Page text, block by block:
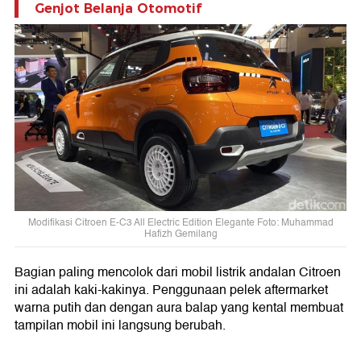
Genjot Belanja Otomotif
Modifikasi Citroen E-C3 All Electric Edition Elegante Foto: Muhammad
Hafizh Gemilang
Bagian paling mencolok dari mobil listrik andalan Citroen
ini adalah kaki-kakinya. Penggunaan pelek aftermarket
warna putih dan dengan aura balap yang kental membuat
tampilan mobil ini langsung berubah.